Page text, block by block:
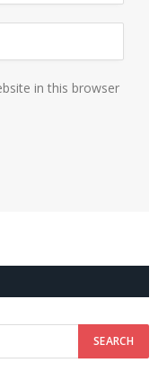
in this browser